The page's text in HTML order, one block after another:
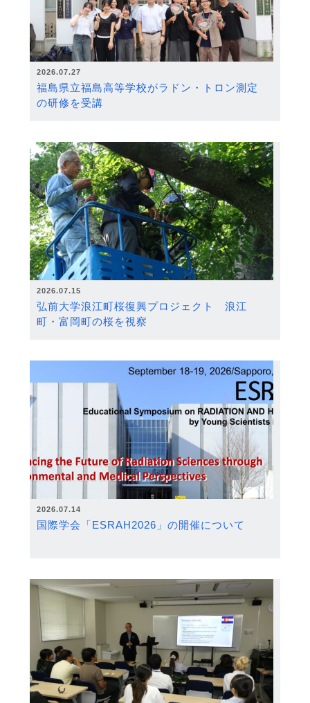
2026.07.27
福島県立福島高等学校がラドン・トロン測定
の研修を受講
2026.07.15
弘前大学浪江町桜復興プロジェクト 浪江
町・富岡町の桜を視察
2026.07.14
国際学会「ESRAH2026」の開催について